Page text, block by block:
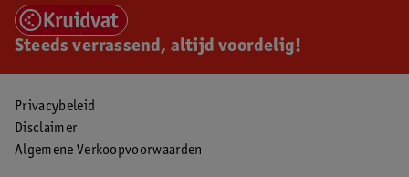
Steeds verrassend, altijd voordelig!
Privacybeleid
Disclaimer
Algemene Verkoopvoorwaarden